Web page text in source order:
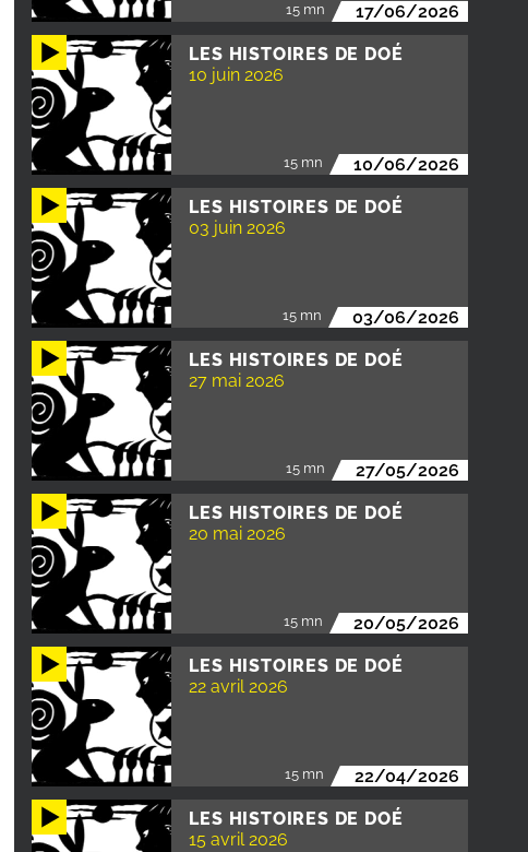
15 mn 17/06/2026
LES HISTOIRES DE DOÉ
10 juin 2026
15 mn 10/06/2026
LES HISTOIRES DE DOÉ
03 juin 2026
15 mn 03/06/2026
LES HISTOIRES DE DOÉ
27 mai 2026
15 mn 27/05/2026
LES HISTOIRES DE DOÉ
20 mai 2026
15 mn 20/05/2026
LES HISTOIRES DE DOÉ
22 avril 2026
15 mn 22/04/2026
LES HISTOIRES DE DOÉ
15 avril 2026